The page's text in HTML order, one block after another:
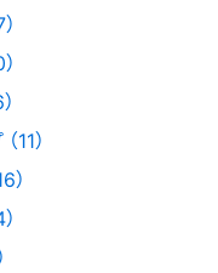
11）
）